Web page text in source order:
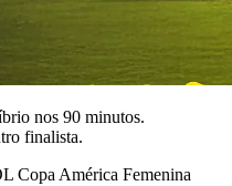
nos 90 minutos.
finalista.
Copa América Femenina